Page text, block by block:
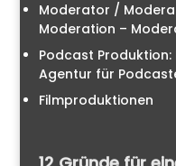
Moderator /
Moderation –
Podcast
Agentur für
Filmproduktionen